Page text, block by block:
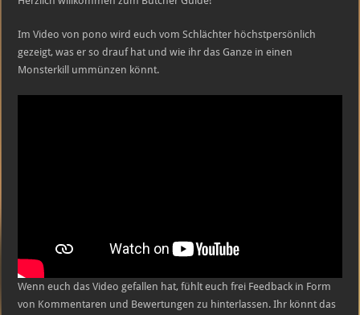
sich
Im Video von pono wird euch vom Schlächter höchstpersönlich
gezeigt, was er so drauf hat und wie ihr das Ganze in einen
Monsterkill ummünzen könnt.
Wenn euch das Video gefallen hat, fühlt euch frei Feedback in Form
von Kommentaren und Bewertungen zu hinterlassen. Ihr könnt das